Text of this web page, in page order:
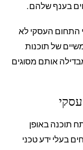
בענף שלהם.
התחום העסקי לא
של תוכנות
אותם מסוגים
תוכנה באופן
בעלי ידע טכני